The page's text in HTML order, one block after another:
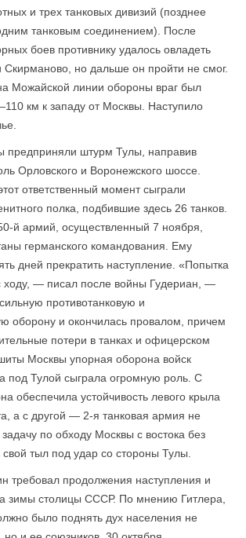
и трех танковых дивизий (позднее
танковым соединением). После
боев противнику удалось овладеть
Скирманово, но дальше он пройти не смог.
Можайской линии обороны враг был
км к западу от Москвы. Наступило
предприняли штурм Тулы, направив
Орловского и Воронежского шоссе.
ответственный момент сыграли
полка, подбившие здесь 26 танков.
й армий, осуществленный 7 ноября,
германского командования. Ему
дней прекратить наступление. «Попытка
ходу, — писал после войны Гудериан, —
противотанковую и
оборону и окончилась провалом, причем
потери в танках и офицерском
Москвы упорная оборона войск
под Тулой сыграла огромную роль. С
обеспечила устойчивость левого крыла
а с другой — 2-я танковая армия не
по обходу Москвы с востока без
свой тыл под удар со стороны Тулы.
требовал продолжения наступления и
зимы столицы СССР. По мнению Гитлера,
было поднять дух населения не